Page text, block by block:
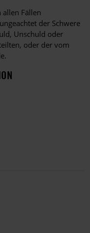
Fällen
der Schwere
Unschuld oder
oder der vom